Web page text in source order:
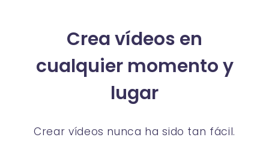
Crea vídeos en
cualquier momento y
lugar
Crear vídeos nunca ha sido tan fácil.